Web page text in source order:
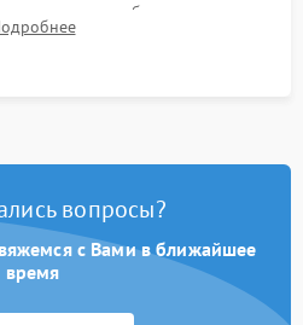
беспроводных
и выдачи изображения без
вопросы?
с Вами в ближайшее
время